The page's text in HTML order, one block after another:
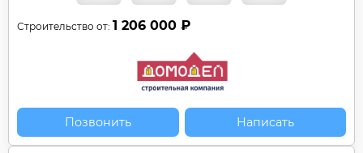
Строительство от: 1 206 000 ₽
Позвонить Написать